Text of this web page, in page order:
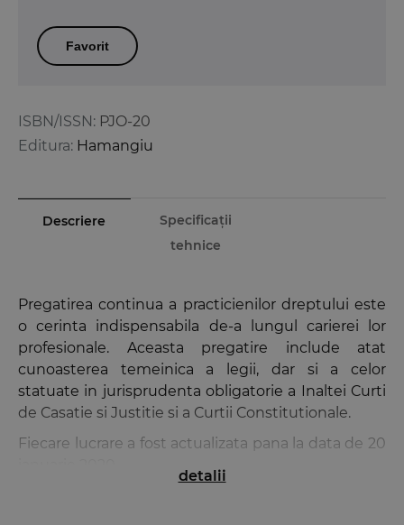
ISBN/ISSN: PJO-20
Editura: Hamangiu
Favorit
Descriere
Specificații
tehnice
Pregatirea continua a practicienilor dreptului este
o cerinta indispensabila de-a lungul carierei lor
profesionale. Aceasta pregatire include atat
cunoasterea temeinica a legii, dar si a celor
statuate in jurisprudenta obligatorie a Inaltei Curti
de Casatie si Justitie si a Curtii Constitutionale.
Fiecare lucrare a fost actualizata pana la data de 20
detalii